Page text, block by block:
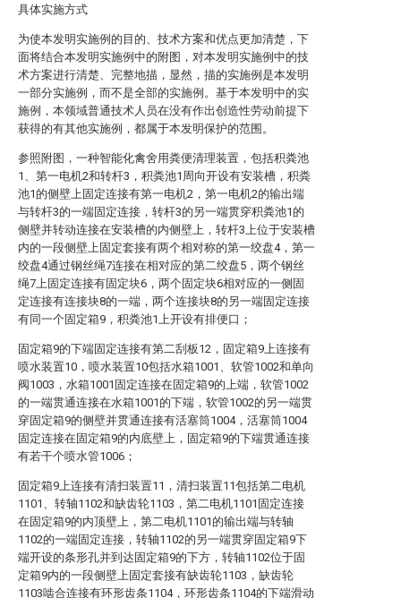
具体实施方式
为使本发明实施例的目的、技术方案和优点更加清楚，下
面将结合本发明实施例中的附图，对本发明实施例中的技
术方案进行清楚、完整地描，显然，描的实施例是本发明
一部分实施例，而不是全部的实施例。基于本发明中的实
施例，本领域普通技术人员在没有作出创造性劳动前提下
获得的有其他实施例，都属于本发明保护的范围。
参照附图，一种智能化禽舍用粪便清理装置，包括积粪池
1、第一电机2和转杆3，积粪池1周向开设有安装槽，积粪
池1的侧壁上固定连接有第一电机2，第一电机2的输出端
与转杆3的一端固定连接，转杆3的另一端贯穿积粪池1的
侧壁并转动连接在安装槽的内侧壁上，转杆3上位于安装槽
内的一段侧壁上固定套接有两个相对称的第一绞盘4，第一
绞盘4通过钢丝绳7连接在相对应的第二绞盘5，两个钢丝
绳7上固定连接有固定块6，两个固定块6相对应的一侧固
定连接有连接块8的一端，两个连接块8的另一端固定连接
有同一个固定箱9，积粪池1上开设有排便口；
固定箱9的下端固定连接有第二刮板12，固定箱9上连接有
喷水装置10，喷水装置10包括水箱1001、软管1002和单向
阀1003，水箱1001固定连接在固定箱9的上端，软管1002
的一端贯通连接在水箱1001的下端，软管1002的另一端贯
穿固定箱9的侧壁并贯通连接有活塞筒1004，活塞筒1004
固定连接在固定箱9的内底壁上，固定箱9的下端贯通连接
有若干个喷水管1006；
固定箱9上连接有清扫装置11，清扫装置11包括第二电机
1101、转轴1102和缺齿轮1103，第二电机1101固定连接
在固定箱9的内顶壁上，第二电机1101的输出端与转轴
1102的一端固定连接，转轴1102的另一端贯穿固定箱9下
端开设的条形孔并到达固定箱9的下方，转轴1102位于固
定箱9内的一段侧壁上固定套接有缺齿轮1103，缺齿轮
1103啮合连接有环形齿条1104，环形齿条1104的下端滑动